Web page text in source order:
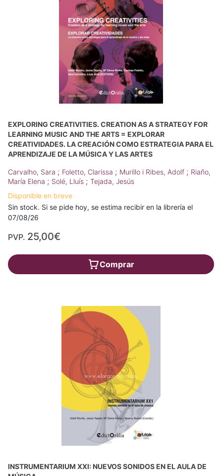
EXPLORING CREATIVITIES. CREATION AS A STRATEGY FOR
LEARNING MUSIC AND THE ARTS = EXPLORAR
CREATIVIDADES. LA CREACIÓN COMO ESTRATEGIA PARA EL
APRENDIZAJE DE LA MÚSICA Y LAS ARTES
Carvalho, Sara ; Foletto, Clarissa ; Murillo i Ribes, Adolf ; Riaño,
María Elena ; Solé, Lluís ; Tejada, Jesús
Disponible en breve
Sin stock. Si se pide hoy, se estima recibir en la librería el
07/08/26
PVP. 25,00€
Comprar
INSTRUMENTARIUM XXI: NUEVOS SONIDOS EN EL AULA DE